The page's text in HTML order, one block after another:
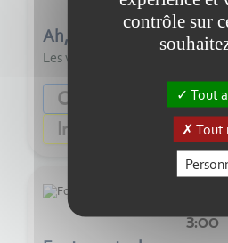
3:00
Ah, les vacances
Les vacances sont un droit
Citoyenneté
Information
3:00
contrôle sur
Tout
Tout